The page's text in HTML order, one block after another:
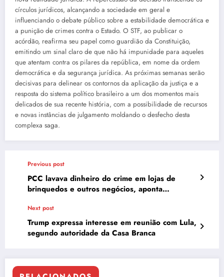
círculos jurídicos, alcançando a sociedade em geral e
influenciando o debate público sobre a estabilidade democrática e
a punição de crimes contra o Estado. O STF, ao publicar o
acórdão, reafirma seu papel como guardião da Constituição,
emitindo um sinal claro de que não há impunidade para aqueles
que atentam contra os pilares da república, em nome da ordem
democrática e da segurança jurídica. As próximas semanas serão
decisivas para delinear os contornos da aplicação da justiça e a
resposta do sistema político brasileiro a um dos momentos mais
delicados de sua recente história, com a possibilidade de recursos
e novas instâncias de julgamento moldando o desfecho desta
complexa saga.
Previous post
PCC lavava dinheiro do crime em lojas de
brinquedos e outros negócios, aponta
Next post
Trump expressa interesse em reunião com Lula,
segundo autoridade da Casa Branca